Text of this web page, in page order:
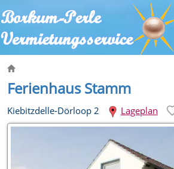
Ferienhaus Stamm
Kiebitzdelle-Dörloop 2 Lageplan